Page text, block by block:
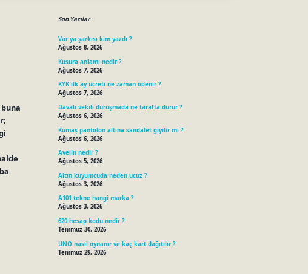
Son Yazılar
Var ya şarkısı kim yazdı ?
Ağustos 8, 2026
Kusura anlamı nedir ?
Ağustos 7, 2026
KYK ilk ay ücreti ne zaman ödenir ?
Ağustos 7, 2026
Davalı vekili duruşmada ne tarafta durur ?
Ağustos 6, 2026
Kumaş pantolon altına sandalet giyilir mi ?
Ağustos 6, 2026
Avelin nedir ?
Ağustos 5, 2026
Altın kuyumcuda neden ucuz ?
Ağustos 3, 2026
A101 tekne hangi marka ?
Ağustos 3, 2026
620 hesap kodu nedir ?
Temmuz 30, 2026
UNO nasıl oynanır ve kaç kart dağıtılır ?
Temmuz 29, 2026